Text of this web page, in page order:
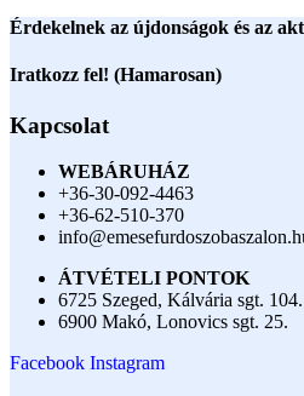
Érdekelnek az újdonságok és az
Iratkozz fel! (Hamarosan)
Kapcsolat
WEBÁRUHÁZ
+36-30-092-4463
+36-62-510-370
ÁTVÉTELI PONTOK
6725 Szeged, Kálvária sgt. 104.​
6900 Makó, Lonovics sgt. 25.
Facebook Instagram